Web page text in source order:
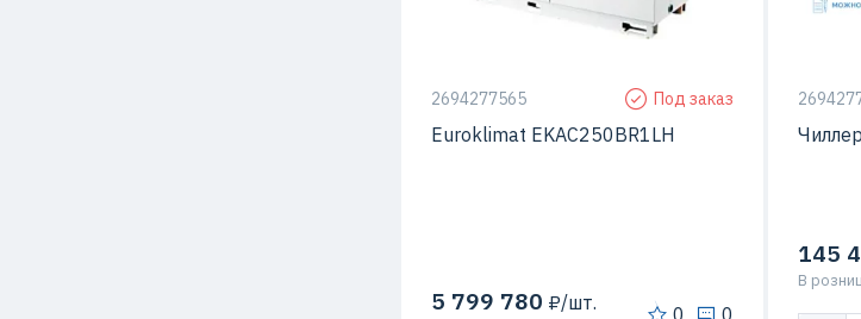
модульный
2694277565 Под заказ
Euroklimat EKAC250BR1LH
5 799 780 ₽/шт. 0 0
145
В